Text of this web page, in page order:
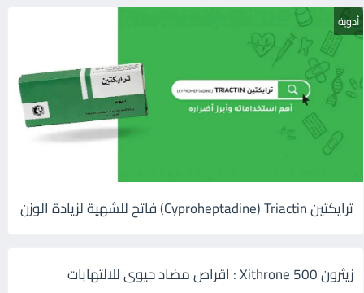
أدوية
ترايكتين Cyproheptadine) Triactin) فاتح للشهية لزيادة الوزن
زيثرون 500 Xithrone : اقراص مضاد حيوى للالتهابات